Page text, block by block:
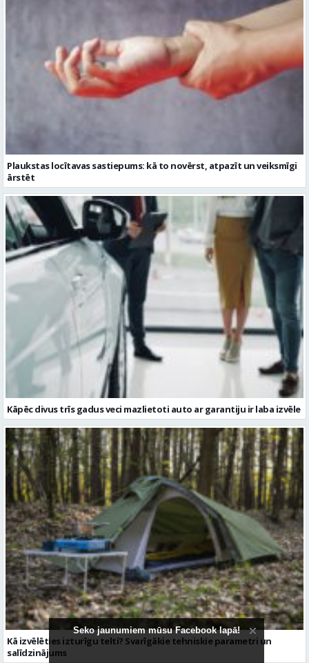
Plaukstas locītavas sastiepums: kā to novērst, atpazīt un veiksmīgi
ārstēt
Kāpēc divus trīs gadus veci mazlietoti auto ar garantiju ir laba izvēle
Kā izvēlēties izturīgu telti? Svarīgākie tehniskie parametri un
salīdzinājums
Seko jaunumiem mūsu Facebook lapā!